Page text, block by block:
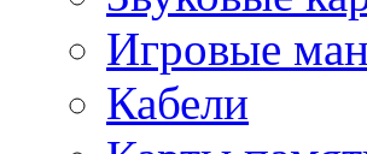
Игровые
Кабели